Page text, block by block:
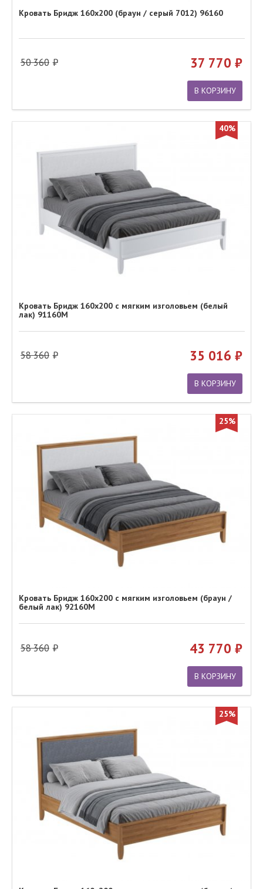
Кровать Бридж 160х200 (браун / серый 7012) 96160
50 360 37 770
В КОРЗИНУ
40%
Кровать Бридж 160х200 с мягким изголовьем (белый
лак) 91160М
58 360 35 016
В КОРЗИНУ
25%
Кровать Бридж 160х200 с мягким изголовьем (браун /
белый лак) 92160М
58 360 43 770
В КОРЗИНУ
25%